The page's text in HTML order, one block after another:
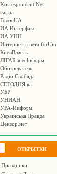
Korrespondent.Net
tsn.ua
ГолосUA
ИА Интерфакс
ИА УНН
Интернет-газета forUm
КиевВласть
ЛIГАБiзнесIнформ
Обозреватель
Радіо Свобода
СЕГОДНЯ.ua
УБР
УНИАН
УРА-Информ
Українська Правда
Цензор.нет
ОТКРЫТКИ
Праздники